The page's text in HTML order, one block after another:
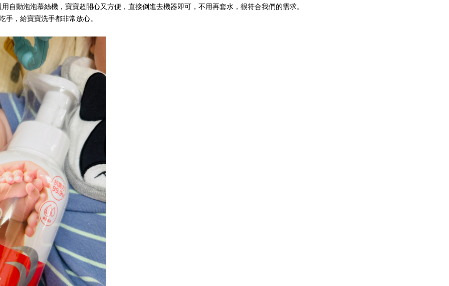
自動泡泡慕絲機，寶寶超開心又方便，直接倒進去機器即可，不用再套水，很符合我們的需求。
手，給寶寶洗手都非常放心。